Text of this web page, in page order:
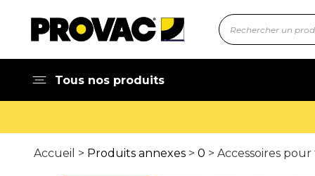
Tous nos produits
Accueil > Produits annexes > 0 > Accessoires